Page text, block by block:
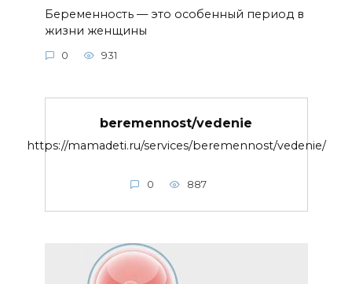
Беременность — это особенный период в
жизни женщины
0 931
beremennost/vedenie
https://mamadeti.ru/services/beremennost/vedenie/
0 887